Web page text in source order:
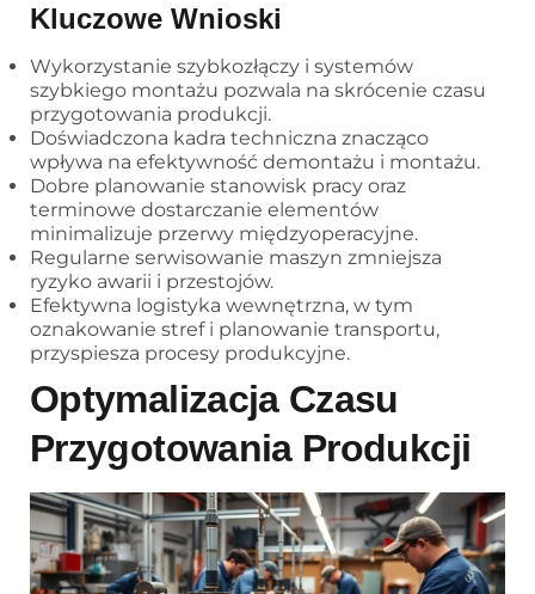
Kluczowe Wnioski
Wykorzystanie szybkozłączy i systemów
szybkiego montażu pozwala na skrócenie czasu
przygotowania produkcji.
Doświadczona kadra techniczna znacząco
wpływa na efektywność demontażu i montażu.
Dobre planowanie stanowisk pracy oraz
terminowe dostarczanie elementów
minimalizuje przerwy międzyoperacyjne.
Regularne serwisowanie maszyn zmniejsza
ryzyko awarii i przestojów.
Efektywna logistyka wewnętrzna, w tym
oznakowanie stref i planowanie transportu,
przyspiesza procesy produkcyjne.
Optymalizacja Czasu
Przygotowania Produkcji